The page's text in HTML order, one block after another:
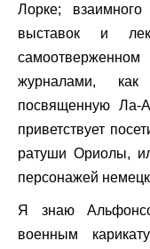
Лорке;
выставок и
журналами,
посвященную Ла-
приветствует
ратуши Ориолы,
персонажей
Я знаю
военным